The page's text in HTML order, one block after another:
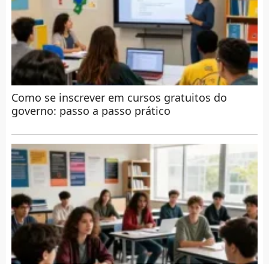
Como se inscrever em cursos gratuitos do
governo: passo a passo prático